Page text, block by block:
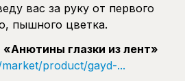
вас за руку от первого
пышного цветка.
«Анютины глазки из лент»
product/gayd-...